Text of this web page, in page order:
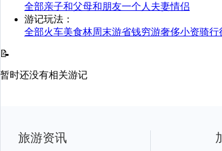
全部亲子和父母和朋友一个人 夫妻情侣
游记玩法 ：
全部火车美食林周末游省钱穷游奢侈小资骑行
📝
暂时还没有相关游记
旅游资讯